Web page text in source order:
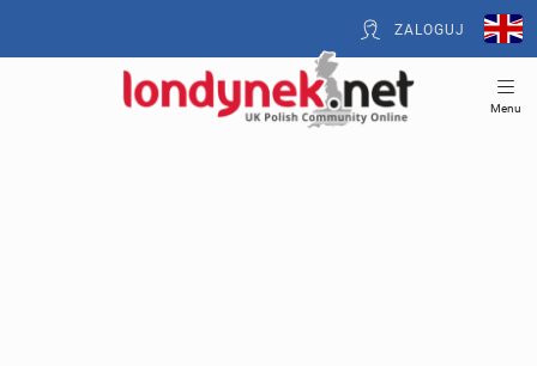
ZALOGUJ
Menu